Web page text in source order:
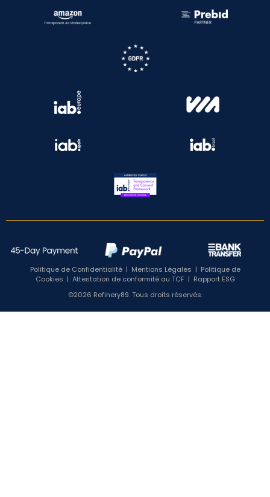
Politique de Confidentialité| Mentions Légales | Politique de
Cookies | Attestation de conformité au TCF| Rapport ESG
©2026 Refinery89. Tous droits réservés.